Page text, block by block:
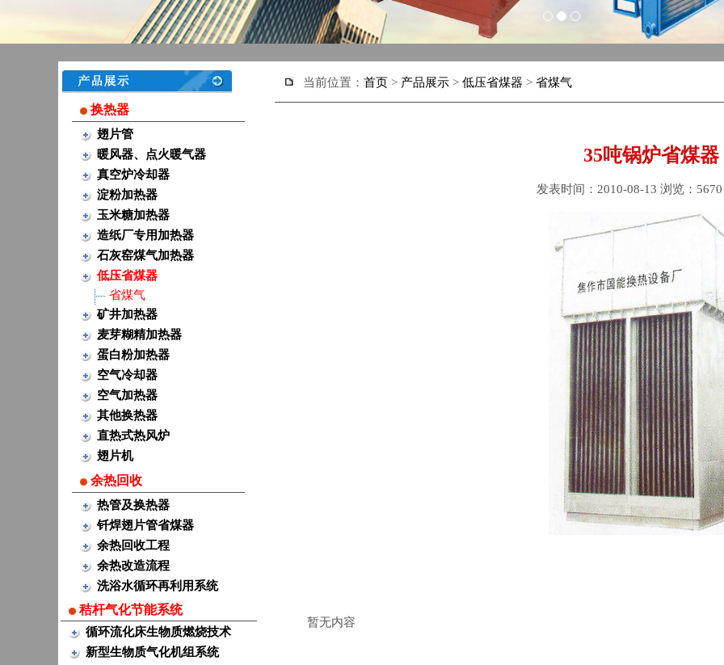
1 2 3
换热器
翅片管
暖风器、点火暖气器
真空炉冷却器
淀粉加热器
玉米糖加热器
造纸厂专用加热器
石灰窑煤气加热器
低压省煤器
省煤气
矿井加热器
麦芽糊精加热器
蛋白粉加热器
空气冷却器
空气加热器
其他换热器
直热式热风炉
翅片机
余热回收
热管及换热器
钎焊翅片管省煤器
余热回收工程
余热改造流程
洗浴水循环再利用系统
秸杆气化节能系统
循环流化床生物质燃烧技术
新型生物质气化机组系统
当前位置： 首页 > 产品展示 > 低压省煤器 > 省煤气
35吨锅炉省煤器
发表时间：2010-08-13 浏览：
暂无内容